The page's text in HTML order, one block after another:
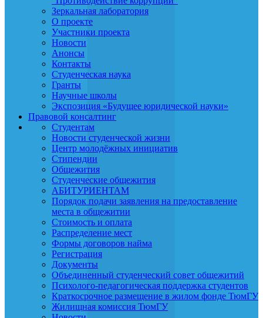
Зеркальная лаборатория
О проекте
Участники проекта
Новости
Анонсы
Контакты
Студенческая наука
Гранты
Научные школы
Экспозиция «Будущее юридической науки»
Правовой консалтинг
Студентам
Новости студенческой жизни
Центр молодёжных инициатив
Стипендии
Общежития
Студенческие общежития
АБИТУРИЕНТАМ
Порядок подачи заявления на предоставление
места в общежитии
Стоимость и оплата
Распределение мест
Формы договоров найма
Регистрация
Документы
Объединенный студенческий совет общежитий
Психолого-педагогическая поддержка студентов
Краткосрочное размещение в жилом фонде ТюмГУ
Жилищная комиссия ТюмГУ